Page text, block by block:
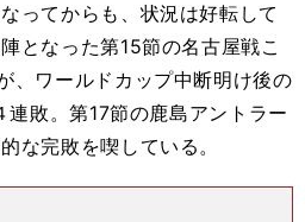
ってからも、状況は好転して
となった第15節の名古屋戦こ
、ワールドカップ中断明け後の
敗。第17節の鹿島アントラー
な完敗を喫している。